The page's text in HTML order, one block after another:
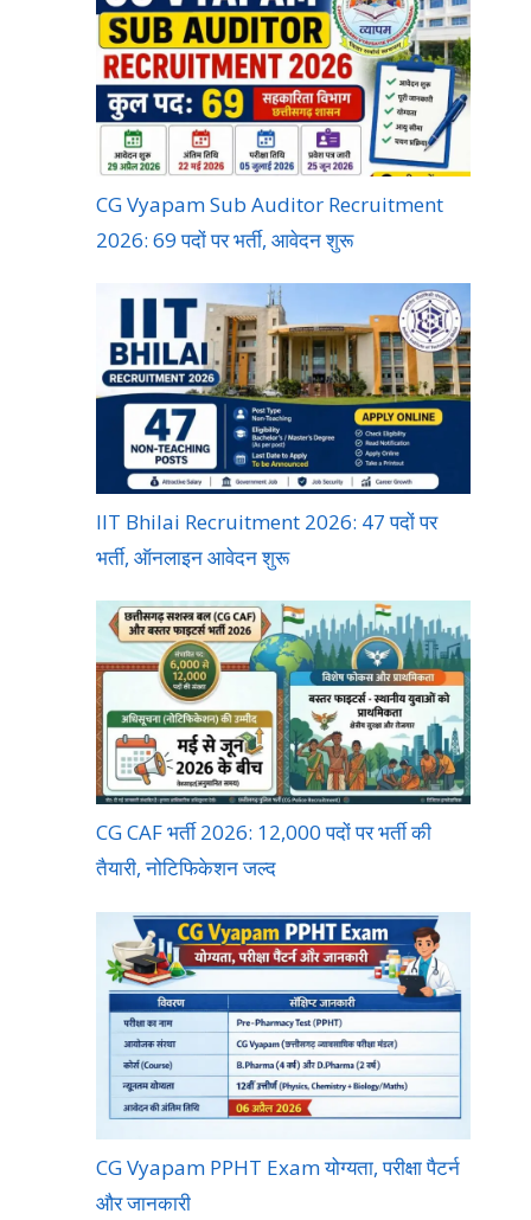
CG Vyapam Sub Auditor Recruitment
2026: 69 पदों पर भर्ती, आवेदन शुरू
IIT Bhilai Recruitment 2026: 47 पदों पर
भर्ती, ऑनलाइन आवेदन शुरू
CG CAF भर्ती 2026: 12,000 पदों पर भर्ती की
तैयारी, नोटिफिकेशन जल्द
CG Vyapam PPHT Exam योग्यता, परीक्षा पैटर्न
और जानकारी